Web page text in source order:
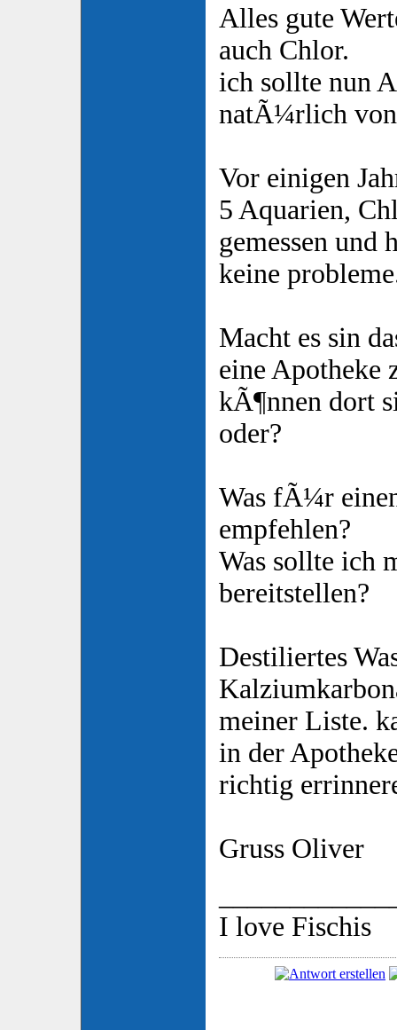
Alles gute
auch Chlor.
ich sollte nun
natÃ¼rlich
Vor einigen
5 Aquarien,
gemessen und
keine
Macht es sin
eine Apotheke
kÃ¶nnen dort
oder?
Was fÃ¼r
empfehlen?
Was sollte ich
bereitstellen?
Destiliertes
meiner Liste.
in der
richtig
Gruss Oliver
I love Fischis